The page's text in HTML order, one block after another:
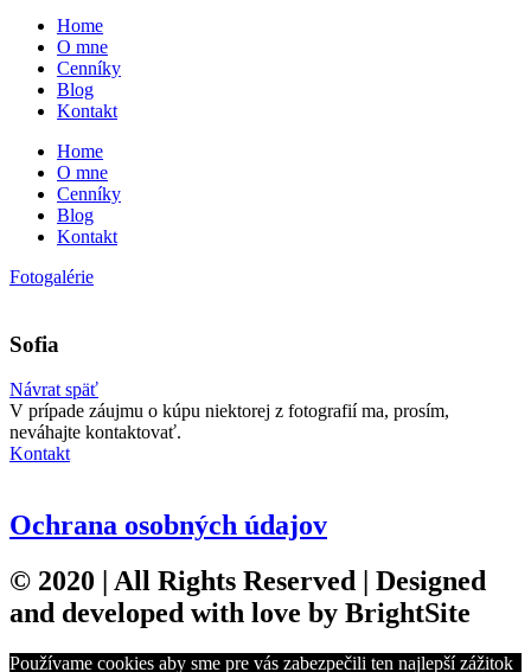
Home
O mne
Cenníky
Blog
Kontakt
Home
O mne
Cenníky
Blog
Kontakt
Fotogalérie
Sofia
Návrat späť
V prípade záujmu o kúpu niektorej z fotografií ma, prosím,
neváhajte kontaktovať.
Kontakt
Ochrana osobných údajov
© 2020 | All Rights Reserved | Designed
and developed with love by BrightSite
Používame cookies aby sme pre vás zabezpečili ten najlepší zážitok